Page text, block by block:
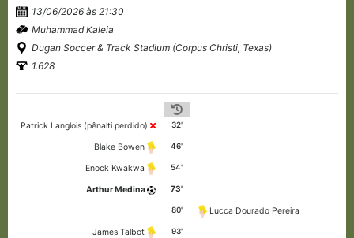
13/06/2026 às 21:30
Muhammad Kaleia
Dugan Soccer & Track Stadium (Corpus Christi, Texas)
1.628
Patrick Langlois (pênalti perdido) 32'
Blake Bowen 46'
Enock Kwakwa 54'
Arthur Medina 73'
80' Lucca Dourado Pereira
James Talbot 93'